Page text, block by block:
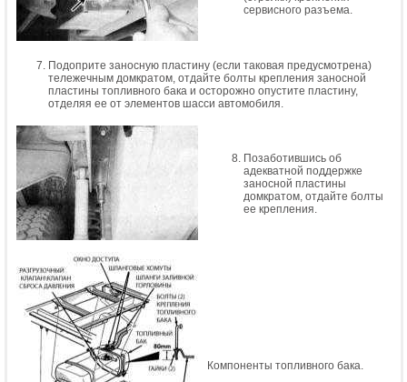
сервисного разъема.
Подоприте заносную пластину (если таковая предусмотрена)
тележечным домкратом, отдайте болты крепления заносной
пластины топливного бака и осторожно опустите пластину,
отделяя ее от элементов шасси автомобиля.
Позаботившись об
адекватной поддержке
заносной пластины
домкратом, отдайте болты
ее крепления.
Компоненты топливного бака.